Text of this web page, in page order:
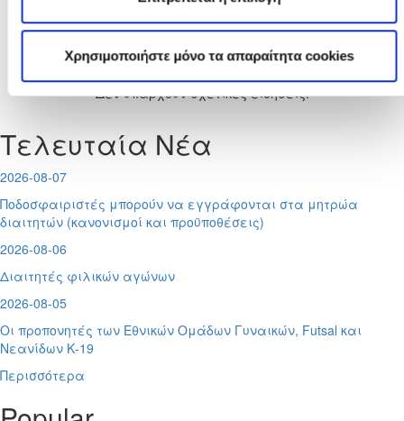
Χρησιμοποιήστε μόνο τα απαραίτητα cookies
Δεν υπάρχουν σχετικές ειδήσεις.
Τελευταία Νέα
2026-08-07
Ποδοσφαιριστές μπορούν να εγγράφονται στα μητρώα
διαιτητών (κανονισμοί και προϋποθέσεις)
2026-08-06
Διαιτητές φιλικών αγώνων
2026-08-05
Οι προπονητές των Εθνικών Ομάδων Γυναικών, Futsal και
Νεανίδων Κ-19
Περισσότερα